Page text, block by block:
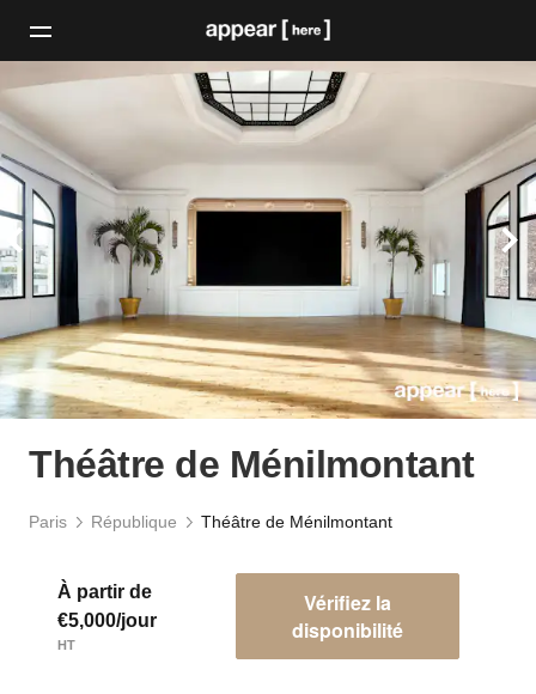
Théâtre de Ménilmontant
Paris République Théâtre de Ménilmontant
À partir de
€5,000/jour
HT
Vérifiez la
disponibilité